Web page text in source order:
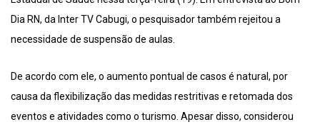
Dia RN, da Inter TV Cabugi, o pesquisador também rejeitou a
necessidade de suspensão de aulas.
De acordo com ele, o aumento pontual de casos é natural, por
causa da flexibilização das medidas restritivas e retomada dos
eventos e atividades como o turismo. Apesar disso, considerou